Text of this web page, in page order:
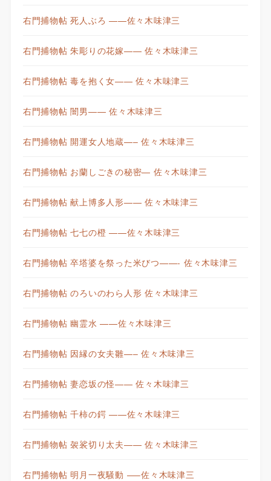
右門捕物帖 死人ぶろ ——佐々木味津三
右門捕物帖 朱彫りの花嫁—— 佐々木味津三
右門捕物帖 毒を抱く女—— 佐々木味津三
右門捕物帖 闇男—— 佐々木味津三
右門捕物帖 開運女人地蔵—– 佐々木味津三
右門捕物帖 お蘭しごきの秘密— 佐々木味津三
右門捕物帖 献上博多人形—— 佐々木味津三
右門捕物帖 七七の橙 ——佐々木味津三
右門捕物帖 卒塔婆を祭った米びつ——- 佐々木味津三
右門捕物帖 のろいのわら人形 佐々木味津三
右門捕物帖 幽霊水 ——佐々木味津三
右門捕物帖 因縁の女夫雛—– 佐々木味津三
右門捕物帖 妻恋坂の怪—— 佐々木味津三
右門捕物帖 千柿の鍔 ——佐々木味津三
右門捕物帖 袈裟切り太夫—— 佐々木味津三
右門捕物帖 明月一夜騒動 —–佐々木味津三